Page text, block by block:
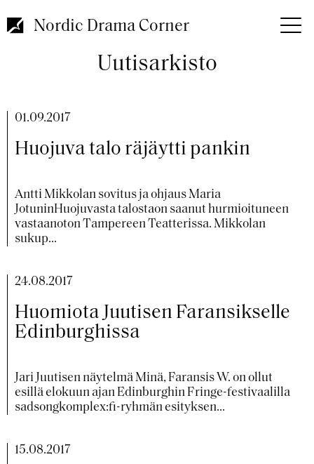
pääsisältöön
Nordic Drama Corner
Uutisarkisto
01.09.2017
Huojuva talo räjäytti pankin
Antti Mikkolan sovitus ja ohjaus Maria
JotuninHuojuvasta talostaon saanut hurmioituneen
vastaanoton Tampereen Teatterissa. Mikkolan
sukup...
24.08.2017
Huomiota Juutisen Faransikselle
Edinburghissa
Jari Juutisen näytelmä Minä, Faransis W. on ollut
esillä elokuun ajan Edinburghin Fringe-festivaalilla
sadsongkomplex:fi-ryhmän esityksen...
15.08.2017